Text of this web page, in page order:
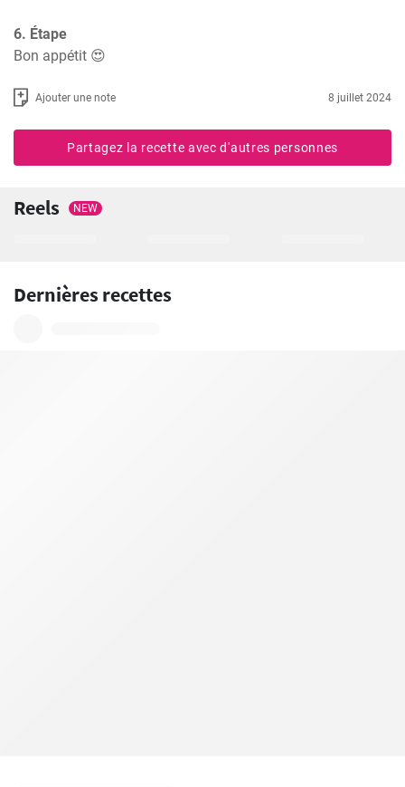
6. Étape
Bon appétit 😍
Ajouter une note 8 juillet 2024
Partagez la recette avec d'autres personnes
Reels NEW
Dernières recettes